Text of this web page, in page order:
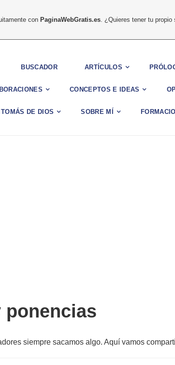
BUSCADOR ARTÍCULOS
CONCEPTOS E IDEAS
DE DIOS SOBRE MÍ
siempre sacamos algo. Aquí vamos
conPaginaWebGratis.es . ¿Quieres tener tu